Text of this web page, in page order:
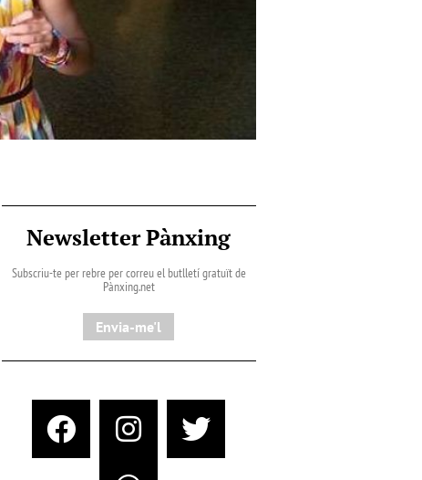
Newsletter Pànxing
Subscriu-te per rebre per correu el butlletí gratuït de
Pànxing.net​
Envia-me'l